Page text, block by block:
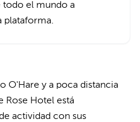
todo el mundo a
plataforma.
O'Hare y a poca distancia
Rose Hotel está
actividad con sus